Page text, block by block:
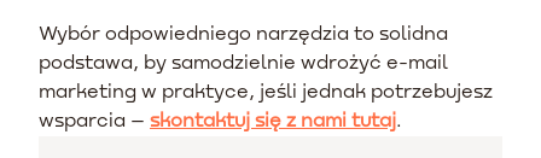
Wybór odpowiedniego narzędzia to solidna
podstawa, by samodzielnie wdrożyć e-mail
marketing w praktyce, jeśli jednak potrzebujesz
wsparcia – skontaktuj się z nami tutaj.